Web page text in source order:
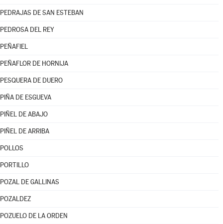
PEDRAJAS DE SAN ESTEBAN
PEDROSA DEL REY
PEÑAFIEL
PEÑAFLOR DE HORNIJA
PESQUERA DE DUERO
PIÑA DE ESGUEVA
PIÑEL DE ABAJO
PIÑEL DE ARRIBA
POLLOS
PORTILLO
POZAL DE GALLINAS
POZALDEZ
POZUELO DE LA ORDEN